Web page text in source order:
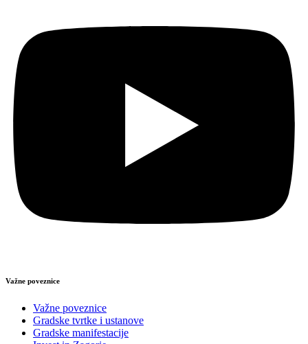
Važne poveznice
Važne poveznice
Gradske tvrtke i ustanove
Gradske manifestacije